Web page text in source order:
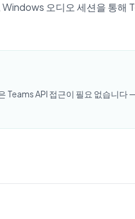
오디오 세션을 통해
API 접근이 필요 없습니다